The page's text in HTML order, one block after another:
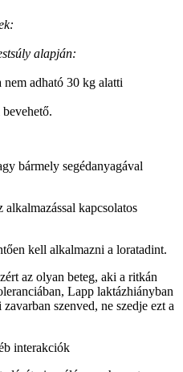
alapján:
nem adható 30 kg alatti
bármely segédanyagával
kapcsolatos
kell alkalmazni a loratadint.
az olyan beteg, aki a ritkán
Lapp laktázhiányban
szenved, ne szedje ezt a
interakciók